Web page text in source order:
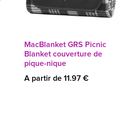
MacBlanket GRS Picnic
Blanket couverture de
pique-nique
A partir de 11.97 €